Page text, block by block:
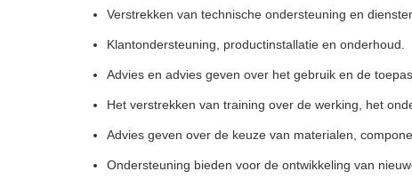
Verstrekken van technische ondersteuning en
Klantondersteuning, productinstallatie en onderhoud.
Advies en advies geven over het gebruik en de
Het verstrekken van training over de werking, het
Advies geven over de keuze van materialen,
Ondersteuning bieden voor de ontwikkeling van